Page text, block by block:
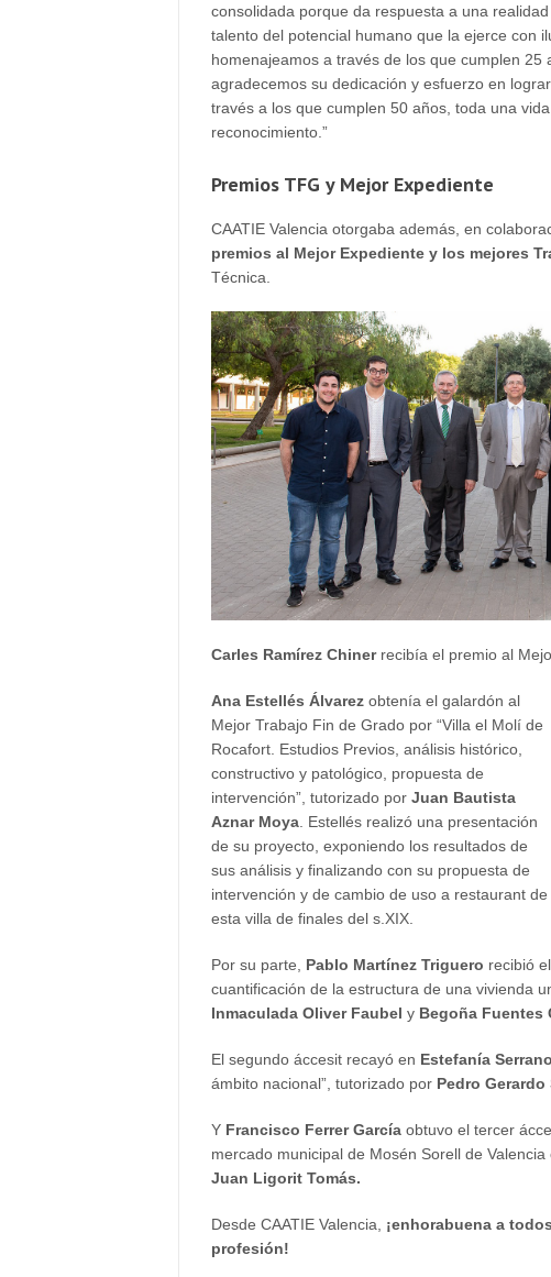
consolidada porque da respuesta a una
talento del potencial humano que la ejerce con
homenajeamos a través de los que cumplen
agradecemos su dedicación y esfuerzo en
través a los que cumplen 50 años, toda una
reconocimiento.”
Premios TFG y Mejor Expediente
CAATIE Valencia otorgaba además, en
premios al Mejor Expediente y los mejores
Técnica.
Carles Ramírez Chinerrecibía el premio al
Ana Estellés Álvarez obtenía el galardón al
Mejor Trabajo Fin de Grado por “Villa el Molí de
Rocafort. Estudios Previos, análisis histórico,
constructivo y patológico, propuesta de
intervención”, tutorizado por Juan Bautista
Aznar Moya . Estellés realizó una presentación
de su proyecto, exponiendo los resultados de
sus análisis y finalizando con su propuesta de
intervención y de cambio de uso a restaurant de
esta villa de finales del s.XIX.
Por su parte, Pablo Martínez Triguero recibió
cuantificación de la estructura de una vivienda
Inmaculada Oliver Faubel y Begoña Fuentes
El segundo áccesit recayó en Estefanía
ámbito nacional”, tutorizado por Pedro
Y Francisco Ferrer García obtuvo el tercer
mercado municipal de Mosén Sorell de
Juan Ligorit Tomás.
Desde CAATIE Valencia, ¡enhorabuena a
profesión!